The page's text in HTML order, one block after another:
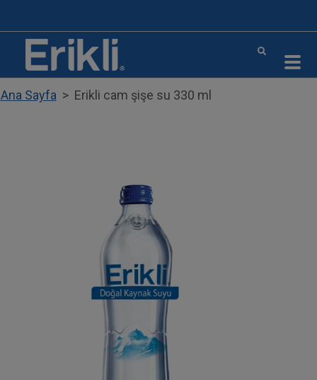
Ana Sayfa Erikli cam şişe su 330 ml